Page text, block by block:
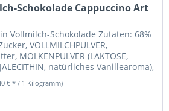
Schokolade Cappuccino Art
Vollmilch-Schokolade Zutaten: 68%
VOLLMILCHPULVER,
MOLKENPULVER (LAKTOSE,
natürliches Vanillearoma),
€ * / 1 Kilogramm)